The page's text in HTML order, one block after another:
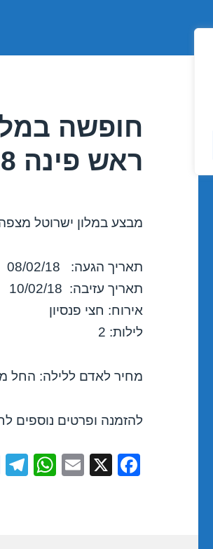
חופשה
ראש פינה 08/02/2018
מבצע במלון ישרוטל
תאריך הגעה: 08/02/18
תאריך עזיבה: 10/02/18
אירוח: חצי פנסיון
לילות: 2
מחיר לאדם ללילה: החל מ-
להזמנה ופרטים נוספים
F
X
E
W